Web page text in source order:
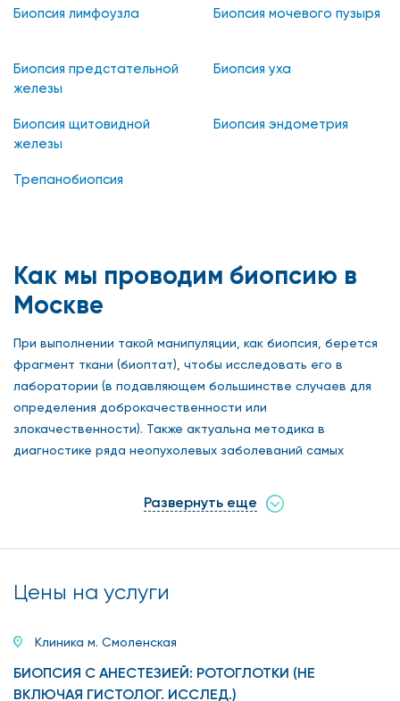
Биопсия лимфоузла Биопсия мочевого пузыря
Биопсия предстательной
железы
Биопсия уха
Биопсия щитовидной
железы
Биопсия эндометрия
Трепанобиопсия
Как мы проводим биопсию в
Москве
При выполнении такой манипуляции, как биопсия, берется
фрагмент ткани (биоптат), чтобы исследовать его в
лаборатории (в подавляющем большинстве случаев для
определения доброкачественности или
злокачественности). Также актуальна методика в
диагностике ряда неопухолевых заболеваний самых
которое нужно проверить, биопсия является «золотым»
диагностическим методом. Биопсию в Москве в нашем
взятия биоптата и для выполнения исследования его в
зависят от места, из которого нужно изъять кусочек ткани.
Кроме диагностической цели, биопсию в Москве, цена
которой у нас доступна для пациента (несмотря на то, что
Развернуть еще
Цены на услуги
Клиника м. Смоленская
БИОПСИЯ С АНЕСТЕЗИЕЙ: РОТОГЛОТКИ (НЕ
ВКЛЮЧАЯ ГИСТОЛОГ. ИССЛЕД.)